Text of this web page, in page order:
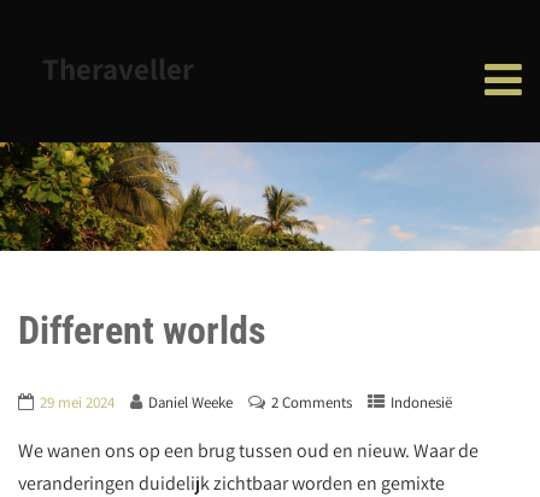
Theraveller
Different worlds
29 mei 2024 Daniel Weeke 2 Comments Indonesië
We wanen ons op een brug tussen oud en nieuw. Waar de
veranderingen duidelijk zichtbaar worden en gemixte